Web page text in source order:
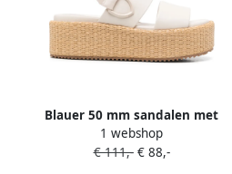
Blauer 50 mm sandalen met
ronde neus en plateauzool Beige
1 webshop
€ 111,-€ 88,-